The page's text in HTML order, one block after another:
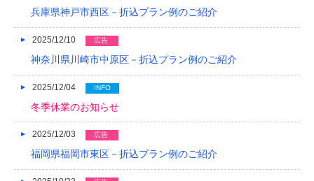
2019/03
2019/01
2018/12
2018/11
2018/10
兵庫県神戸市西区－折込プラン例のご紹介
2025/12/10 広告
神奈川県川崎市中原区－折込プラン例のご紹介
2025/12/04 INFO
冬季休業のお知らせ
2025/12/03 広告
福岡県福岡市東区－折込プラン例のご紹介